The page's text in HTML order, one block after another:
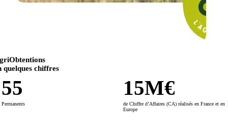
quelques chiffres
55
Permanents
15M€
de Chiffre d’Affaires (CA) réalisés en France et en
Europe